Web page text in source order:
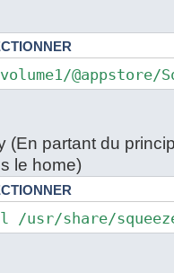
@appstore/
(En partant du
le home)
/usr/share/